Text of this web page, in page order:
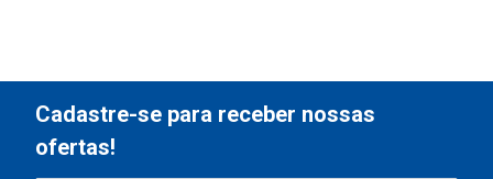
Cadastre-se para receber nossas
ofertas!